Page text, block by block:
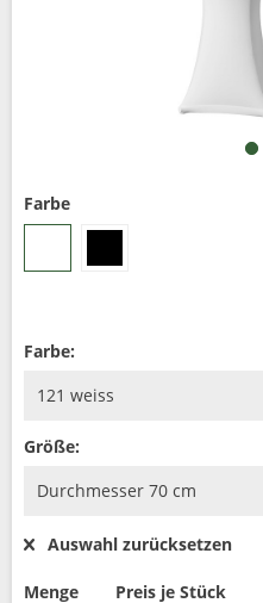
Farbe
Farbe:
Größe:
Auswahl zurücksetzen
Menge Preis je Stück